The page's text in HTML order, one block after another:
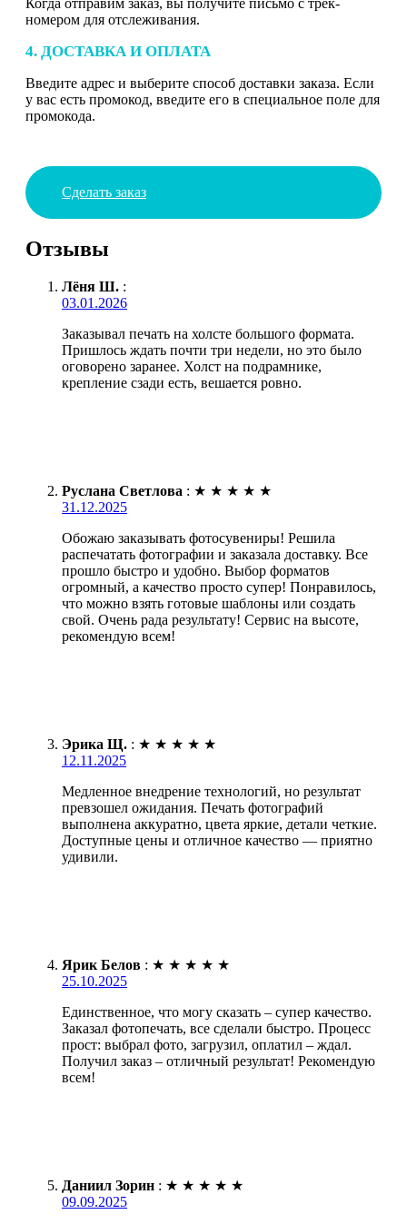
номером для отслеживания.
4. ДОСТАВКА И ОПЛАТА
Введите адрес и выберите способ доставки заказа. Если
у вас есть промокод, введите его в специальное поле для
промокода.
Сделать заказ
Отзывы
Лёня Ш. :
03.01.2026
Заказывал печать на холсте большого формата.
Пришлось ждать почти три недели, но это было
оговорено заранее. Холст на подрамнике,
крепление сзади есть, вешается ровно.
Руслана Светлова : ★ ★ ★ ★ ★
31.12.2025
Обожаю заказывать фотосувениры! Решила
распечатать фотографии и заказала доставку. Все
прошло быстро и удобно. Выбор форматов
огромный, а качество просто супер! Понравилось,
что можно взять готовые шаблоны или создать
свой. Очень рада результату! Сервис на высоте,
рекомендую всем!
Эрика Щ. : ★ ★ ★ ★ ★
12.11.2025
Медленное внедрение технологий, но результат
превзошел ожидания. Печать фотографий
выполнена аккуратно, цвета яркие, детали четкие.
Доступные цены и отличное качество — приятно
удивили.
Ярик Белов : ★ ★ ★ ★ ★
25.10.2025
Единственное, что могу сказать – супер качество.
Заказал фотопечать, все сделали быстро. Процесс
прост: выбрал фото, загрузил, оплатил – ждал.
Получил заказ – отличный результат! Рекомендую
всем!
Даниил Зорин : ★ ★ ★ ★ ★
09.09.2025